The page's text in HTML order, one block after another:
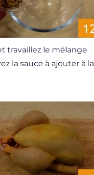
travaillez le mélange
la sauce à ajouter à la